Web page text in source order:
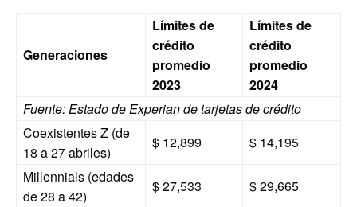
Generaciones
Límites de
crédito
promedio
2023
Límites de
crédito
promedio
2024
Fuente: Estado de Experian de tarjetas de crédito
Coexistentes Z (de
18 a 27 abriles)
$ 12,899
$ 14,195
Millennials (edades
de 28 a 42)
$ 27,533
$ 29,665